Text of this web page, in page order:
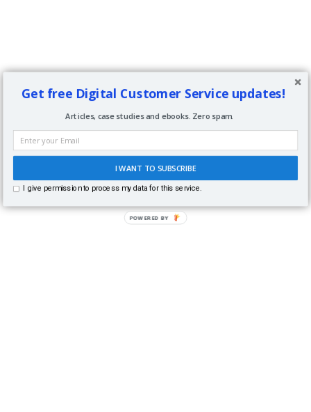
Get free Digital Customer Service updates!
I WANT TO SUBSCRIBE
I give permission to process my data for this service.
Articles, case studies and ebooks. Zero spam.
POWERED BY